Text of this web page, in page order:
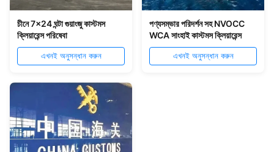
চীনে 7x24 ঘন্টা গুয়াংজু কাস্টমস
ক্লিয়ারেন্স পরিষেবা
এখনই অনুসন্ধান করুন
পণ্যসম্ভার পরিদর্শন সহ NVOCC
WCA সাংহাই কাস্টমস ক্লিয়ারেন্স
এখনই অনুসন্ধান করুন